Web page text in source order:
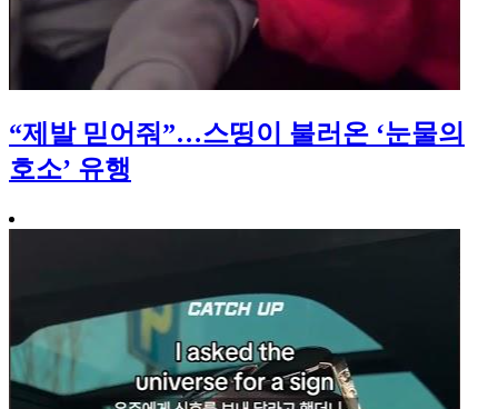
“제발 믿어줘”…스띵이 불러온 ‘눈물의
호소’ 유행